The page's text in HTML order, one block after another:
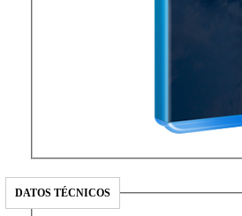
DATOS TÉCNICOS